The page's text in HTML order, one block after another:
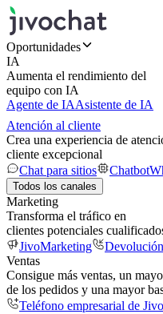
Oportunidades
IA
Aumenta el rendimiento del
equipo con IA
Agente de IAAsistente de IA
Atención al cliente
Crea una experiencia de
cliente excepcional
Chat para sitios
Chatbot
Todos los canales
Marketing
Transforma el tráfico en
clientes potenciales
JivoMarketing
Ventas
Consigue más ventas, un
de los pedidos y una mayor
Teléfono empresarial de